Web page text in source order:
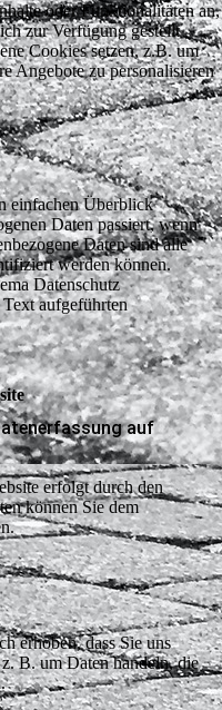
einfachen Überblick
Daten passiert, wenn
Daten sind alle
werden können.
Datenschutz
Text aufgeführten
auf
erfolgt durch den
können Sie dem
erhoben, dass Sie uns
B. um Daten handeln, die
oder Funktionalitäten an,
zur Verfügung gestellt
Cookies setzen, z.B. um
Angebote zu personalisieren